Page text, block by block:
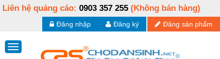
Liên hệ quảng cáo: 0903 357 255 (Không bán hàng)
Đăng sản phẩm
Đăng ký
Đăng nhập